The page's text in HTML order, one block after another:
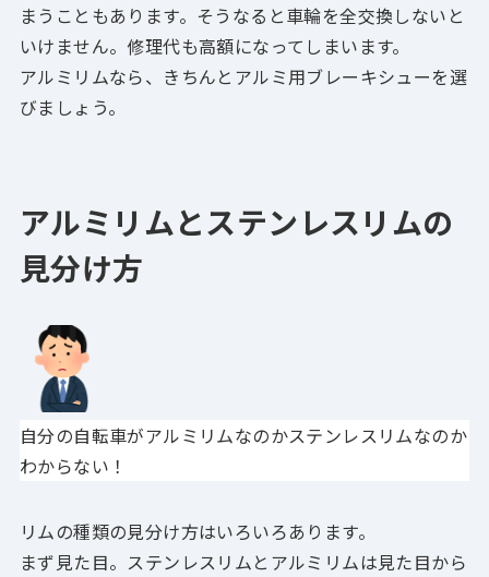
まうこともあります。 そうなると車輪を全交換しないと
いけません。修理代も高額になってしまいます。
アルミリムなら、きちんとアルミ用ブレーキシューを選
びましょう。
アルミリムとステンレスリムの
見分け方
自分の自転車がアルミリムなのかステンレスリムなのか
わからない！
リムの種類の見分け方はいろいろあります。
まず見た目。ステンレスリムとアルミリムは見た目から